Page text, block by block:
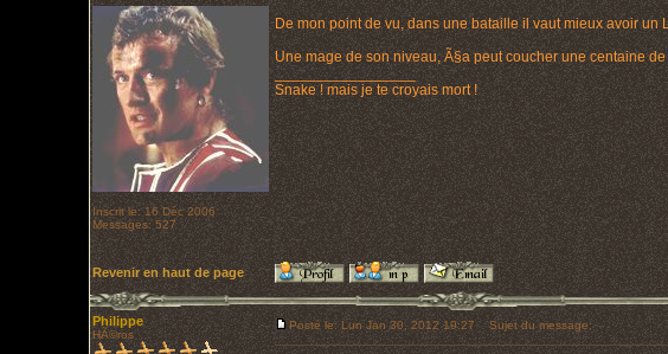
Inscrit le: 16 Déc 2006
Messages: 527
De mon point de vu, dans une bataille il vaut mieux avoir un
Une mage de son niveau, Ã§a peut coucher une centaine
_________________
Snake ! mais je te croyais mort !
Revenir en haut de page
Philippe
HÃ©ros
Posté le: Lun Jan 30, 2012 19:27 Sujet du message: